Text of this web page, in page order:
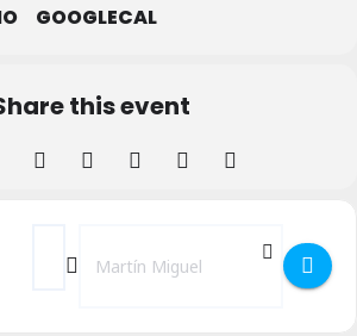
GOOGLECAL
this event
Address - Semana Cultural en Martín
Destination Address - Semana